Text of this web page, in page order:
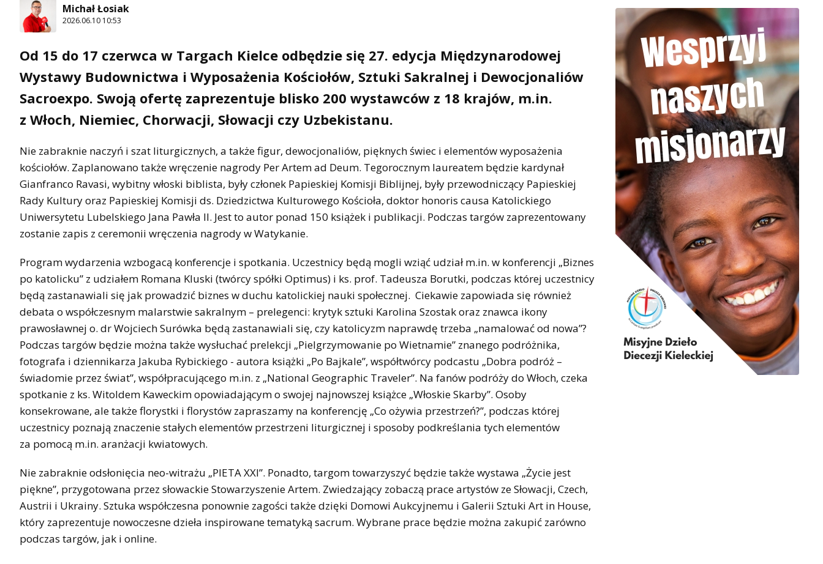
Michał Łosiak
2026.06.10 10:53
Od 15 do 17 czerwca w Targach Kielce odbędzie się 27. edycja Międzynarodowej
Wystawy Budownictwa i Wyposażenia Kościołów, Sztuki Sakralnej i Dewocjonaliów
Sacroexpo. Swoją ofertę zaprezentuje blisko 200 wystawców z 18 krajów, m.in.
z Włoch, Niemiec, Chorwacji, Słowacji czy Uzbekistanu.
Nie zabraknie naczyń i szat liturgicznych, a także figur, dewocjonaliów, pięknych świec i elementów wyposażenia
kościołów. Zaplanowano także wręczenie nagrody Per Artem ad Deum. Tegorocznym laureatem będzie kardynał
Gianfranco Ravasi, wybitny włoski biblista, były członek Papieskiej Komisji Biblijnej, były przewodniczący Papieskiej
Rady Kultury oraz Papieskiej Komisji ds. Dziedzictwa Kulturowego Kościoła, doktor honoris causa Katolickiego
Uniwersytetu Lubelskiego Jana Pawła II. Jest to autor ponad 150 książek i publikacji. Podczas targów zaprezentowany
zostanie zapis z ceremonii wręczenia nagrody w Watykanie.
Program wydarzenia wzbogacą konferencje i spotkania. Uczestnicy będą mogli wziąć udział m.in. w konferencji „Biznes
po katolicku” z udziałem Romana Kluski (twórcy spółki Optimus) i ks. prof. Tadeusza Borutki, podczas której uczestnicy
będą zastanawiali się jak prowadzić biznes w duchu katolickiej nauki społecznej. Ciekawie zapowiada się również
debata o współczesnym malarstwie sakralnym – prelegenci: krytyk sztuki Karolina Szostak oraz znawca ikony
prawosławnej o. dr Wojciech Surówka będą zastanawiali się, czy katolicyzm naprawdę trzeba „namalować od nowa”?
Podczas targów będzie można także wysłuchać prelekcji „Pielgrzymowanie po Wietnamie” znanego podróżnika,
fotografa i dziennikarza Jakuba Rybickiego - autora książki „Po Bajkale”, współtwórcy podcastu „Dobra podróż –
świadomie przez świat”, współpracującego m.in. z „National Geographic Traveler”. Na fanów podróży do Włoch, czeka
spotkanie z ks. Witoldem Kaweckim opowiadającym o swojej najnowszej książce „Włoskie Skarby”. Osoby
konsekrowane, ale także florystki i florystów zapraszamy na konferencję „Co ożywia przestrzeń?”, podczas której
uczestnicy poznają znaczenie stałych elementów przestrzeni liturgicznej i sposoby podkreślania tych elementów
za pomocą m.in. aranżacji kwiatowych.
Nie zabraknie odsłonięcia neo-witrażu „PIETA XXI”. Ponadto, targom towarzyszyć będzie także wystawa „Życie jest
piękne”, przygotowana przez słowackie Stowarzyszenie Artem. Zwiedzający zobaczą prace artystów ze Słowacji, Czech,
Austrii i Ukrainy. Sztuka współczesna ponownie zagości także dzięki Domowi Aukcyjnemu i Galerii Sztuki Art in House,
który zaprezentuje nowoczesne dzieła inspirowane tematyką sacrum. Wybrane prace będzie można zakupić zarówno
podczas targów, jak i online.